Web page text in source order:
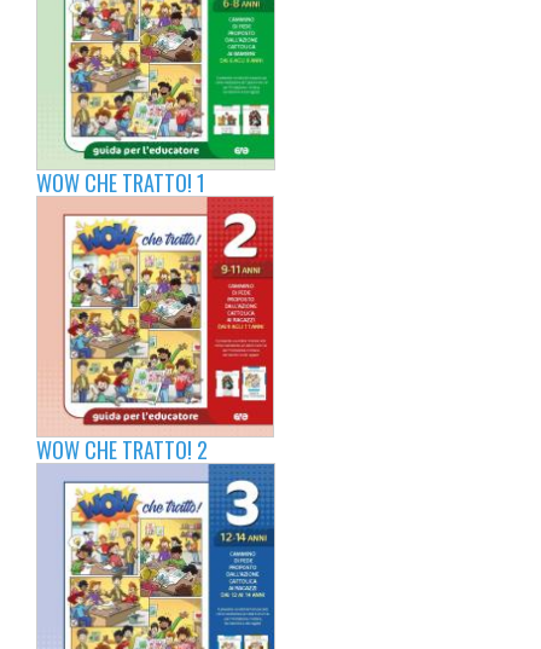
WOW CHE TRATTO! 1
WOW CHE TRATTO! 2